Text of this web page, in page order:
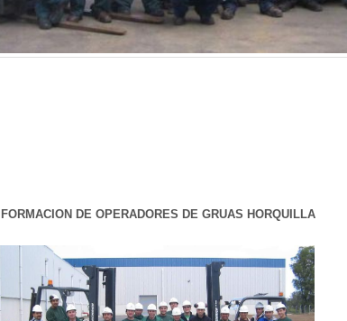
FORMACION DE OPERADORES DE GRUAS HORQUILLA